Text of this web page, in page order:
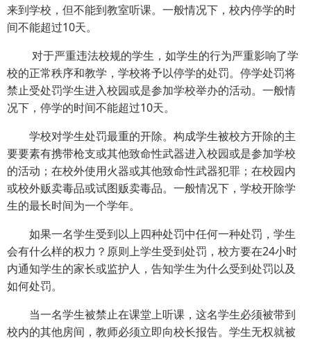
来到学校，但不能到教室听课。一般情况下，校内停学的时
间不能超过10天。
对于严重违法校规的学生，如学生的行为严重影响了学
校的正常秩序和教学，学校将予以停学的处罚。停学处罚将
禁止受处罚学生进入校园或是参加学校举办的活动。一般情
况下，停学的时间不能超过10天。
学校对学生处罚最重的开除。构成学生被校方开除的主
要要素有携带枪支或其他致命性武器进入校园或是参加学校
的活动；在校外使用火器或其他致命性武器犯罪；在校园内
或校外贩卖毒品或试图贩卖毒品。一般情况下，学校开除学
生的最长时间为一个学年。
如果一名学生受到以上四种处罚中任何一种处罚，学生
会有什么样的权力？原则上学生受到处罚，校方要在24小时
内通知学生的家长或监护人，告知学生为什么受到处罚以及
如何处罚。
当一名学生被禁止在课堂上听课，这名学生必须被带到
校内的其他房间，教师必须立即向校长报告。学生无权就被